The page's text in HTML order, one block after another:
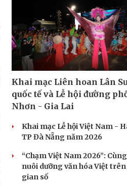
Khai mạc Liên hoan Lân
quốc tế và Lễ hội đường
Nhơn - Gia Lai
Khai mạc Lễ hội Việt Nam -
TP Đà Nẵng năm 2026
“Chạm Việt Nam 2026”:
nuôi dưỡng văn hóa Việt
gian số